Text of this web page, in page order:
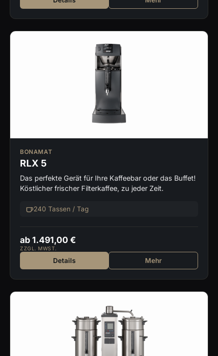
BONAMAT
RLX 5
Das perfekte Gerät für Ihre Kaffeebar oder das Buffet!
Köstlicher frischer Filterkaffee, zu jeder Zeit.
240 Tassen / Tag
ab 1.491,00 €
ZZGL. MWST.
Details Mehr